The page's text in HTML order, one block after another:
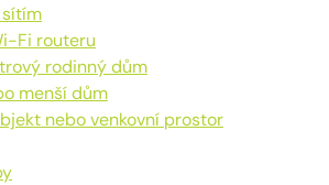
Fi routeru
rodinný dům
menší dům
nebo venkovní prostor